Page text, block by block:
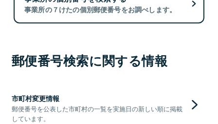
事業所の７けたの個別郵便番号をお調べします。
郵便番号検索に関する情報
市町村変更情報
郵便番号を公表した市町村の一覧を実施日の新しい順に掲載
しています。